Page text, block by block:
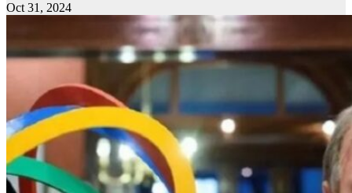
Oct 31, 2024